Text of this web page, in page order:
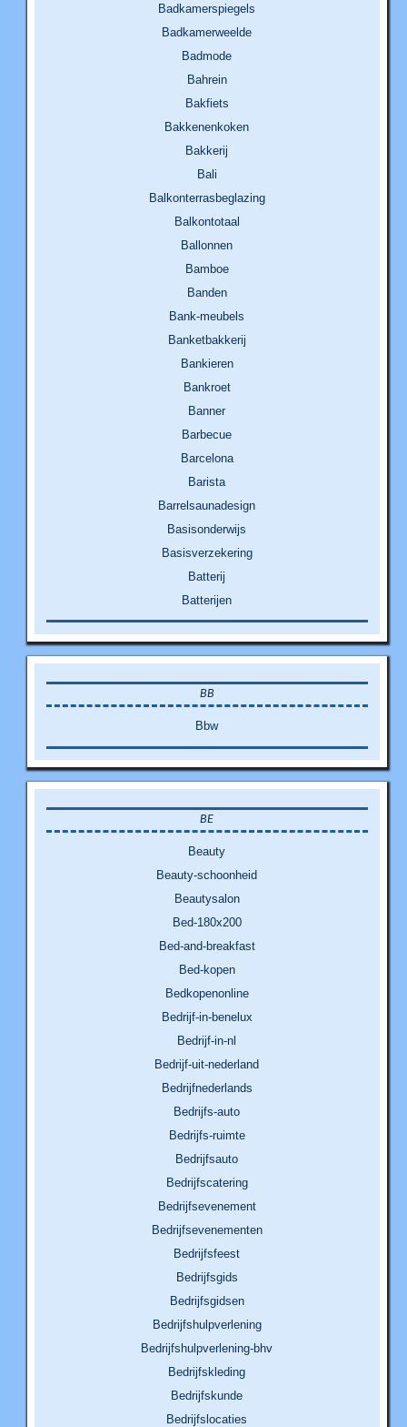
Badkamerspiegels
Badkamerweelde
Badmode
Bahrein
Bakfiets
Bakkenenkoken
Bakkerij
Bali
Balkonterrasbeglazing
Balkontotaal
Ballonnen
Bamboe
Banden
Bank-meubels
Banketbakkerij
Bankieren
Bankroet
Banner
Barbecue
Barcelona
Barista
Barrelsaunadesign
Basisonderwijs
Basisverzekering
Batterij
Batterijen
BB
Bbw
BE
Beauty
Beauty-schoonheid
Beautysalon
Bed-180x200
Bed-and-breakfast
Bed-kopen
Bedkopenonline
Bedrijf-in-benelux
Bedrijf-in-nl
Bedrijf-uit-nederland
Bedrijfnederlands
Bedrijfs-auto
Bedrijfs-ruimte
Bedrijfsauto
Bedrijfscatering
Bedrijfsevenement
Bedrijfsevenementen
Bedrijfsfeest
Bedrijfsgids
Bedrijfsgidsen
Bedrijfshulpverlening
Bedrijfshulpverlening-bhv
Bedrijfskleding
Bedrijfskunde
Bedrijfslocaties